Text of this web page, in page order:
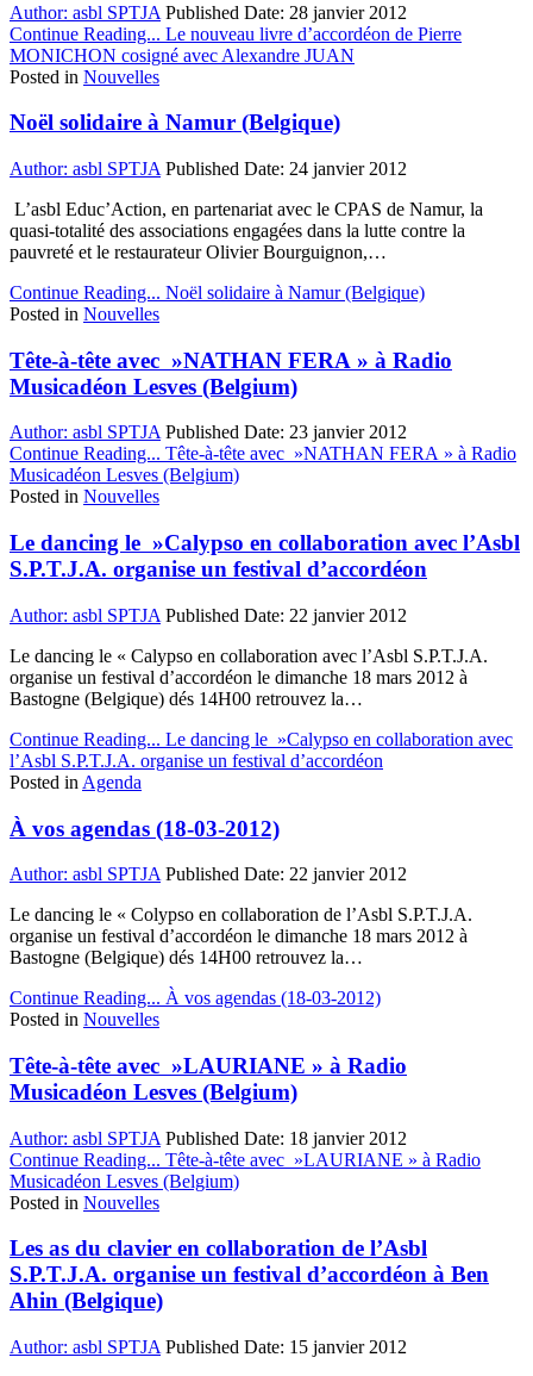
Author: asbl SPTJA Published Date: 28 janvier 2012
Continue Reading... Le nouveau livre d’accordéon de Pierre
MONICHON cosigné avec Alexandre JUAN
Posted in Nouvelles
Noël solidaire à Namur (Belgique)
Author: asbl SPTJA Published Date: 24 janvier 2012
L’asbl Educ’Action, en partenariat avec le CPAS de Namur, la
quasi-totalité des associations engagées dans la lutte contre la
pauvreté et le restaurateur Olivier Bourguignon,…
Continue Reading... Noël solidaire à Namur (Belgique)
Posted in Nouvelles
Tête-à-tête avec »NATHAN FERA » à Radio
Musicadéon Lesves (Belgium)
Author: asbl SPTJA Published Date: 23 janvier 2012
Continue Reading... Tête-à-tête avec »NATHAN FERA » à Radio
Musicadéon Lesves (Belgium)
Posted in Nouvelles
Le dancing le »Calypso en collaboration avec l’Asbl
S.P.T.J.A. organise un festival d’accordéon
Author: asbl SPTJA Published Date: 22 janvier 2012
Le dancing le « Calypso en collaboration avec l’Asbl S.P.T.J.A.
organise un festival d’accordéon le dimanche 18 mars 2012 à
Bastogne (Belgique) dés 14H00 retrouvez la…
Continue Reading... Le dancing le »Calypso en collaboration avec
l’Asbl S.P.T.J.A. organise un festival d’accordéon
Posted in Agenda
À vos agendas (18-03-2012)
Author: asbl SPTJA Published Date: 22 janvier 2012
Le dancing le « Colypso en collaboration de l’Asbl S.P.T.J.A.
organise un festival d’accordéon le dimanche 18 mars 2012 à
Bastogne (Belgique) dés 14H00 retrouvez la…
Continue Reading... À vos agendas (18-03-2012)
Posted in Nouvelles
Tête-à-tête avec »LAURIANE » à Radio
Musicadéon Lesves (Belgium)
Author: asbl SPTJA Published Date: 18 janvier 2012
Continue Reading... Tête-à-tête avec »LAURIANE » à Radio
Musicadéon Lesves (Belgium)
Posted in Nouvelles
Les as du clavier en collaboration de l’Asbl
S.P.T.J.A. organise un festival d’accordéon à Ben
Ahin (Belgique)
Author: asbl SPTJA Published Date: 15 janvier 2012